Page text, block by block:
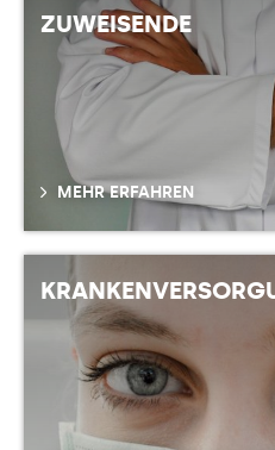
ZUWEISENDE
MEHR ERFAHREN
KRANKEN